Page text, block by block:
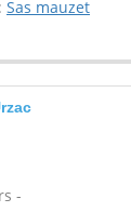
Sas mauzet
-